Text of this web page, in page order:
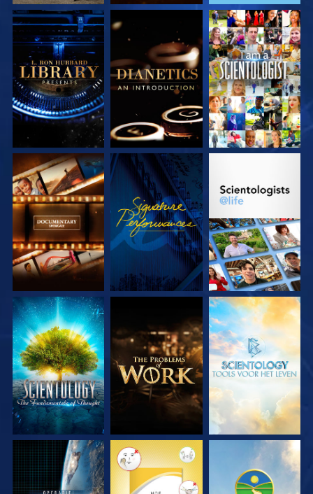
VERKEN DE SERIE VERKEN DE SERIE KIJK
VERKEN DE SERIE KIJK VERKEN DE SERIE
VERKEN DE SERIE VERKEN DE SERIE VERKEN DE SERIE
KIJK KIJK KIJK